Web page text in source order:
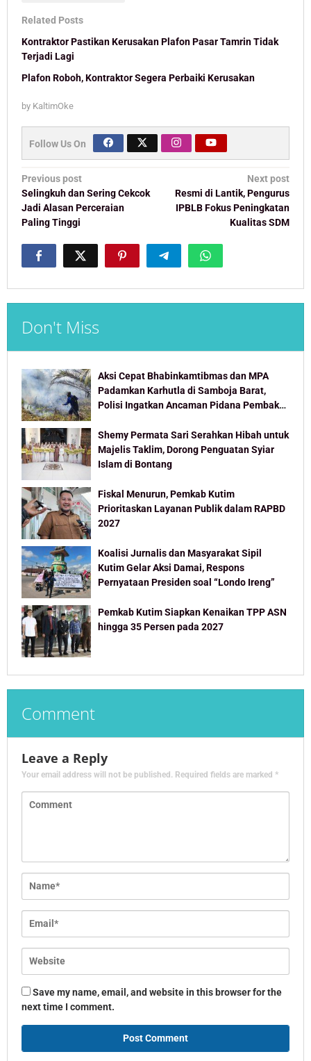
Related Posts
Kontraktor Pastikan Kerusakan Plafon Pasar Tamrin Tidak
Terjadi Lagi
Plafon Roboh, Kontraktor Segera Perbaiki Kerusakan
by KaltimOke
Follow Us On
Post
navigation
Previous post
Selingkuh dan Sering Cekcok
Jadi Alasan Perceraian
Paling Tinggi
Next post
Resmi di Lantik, Pengurus
IPBLB Fokus Peningkatan
Kualitas SDM
Don't Miss
Aksi Cepat Bhabinkamtibmas dan MPA
Padamkan Karhutla di Samboja Barat,
Polisi Ingatkan Ancaman Pidana Pembakar
Shemy Permata Sari Serahkan Hibah untuk
Majelis Taklim, Dorong Penguatan Syiar
Islam di Bontang
Fiskal Menurun, Pemkab Kutim
Prioritaskan Layanan Publik dalam RAPBD
2027
Koalisi Jurnalis dan Masyarakat Sipil
Kutim Gelar Aksi Damai, Respons
Pernyataan Presiden soal “Londo Ireng”
Pemkab Kutim Siapkan Kenaikan TPP ASN
hingga 35 Persen pada 2027
Comment
Leave a Reply
Your email address will not be published. Required fields are marked *
Save my name, email, and website in this browser for the
next time I comment.